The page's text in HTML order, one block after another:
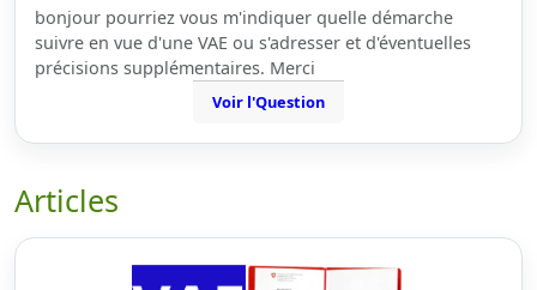
bonjour pourriez vous m'indiquer quelle démarche
suivre en vue d'une VAE ou s'adresser et d'éventuelles
précisions supplémentaires. Merci
Voir l'Question
Articles